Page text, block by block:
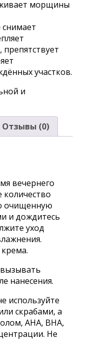
морщины
участков.
и
Отзывы (0)
вечернего
количество
очищенную
и дождитесь
уход
нанесения.
используйте
скрабами, а
AHA, BHA,
Не